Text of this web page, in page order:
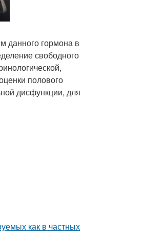
данного гормона в
свободного
полового
дисфункции, для
как в частных